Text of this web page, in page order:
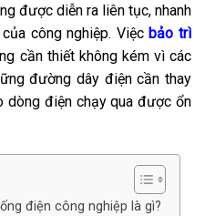
được diễn ra liên tục, nhanh
công nghiệp. Việcbảo trì
cần thiết không kém vì các
đường dây điện cần thay
dòng điện chạy qua được ổn
điện công nghiệp là gì?